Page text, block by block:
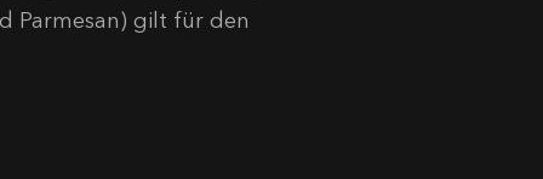
Parmesan) gilt für den